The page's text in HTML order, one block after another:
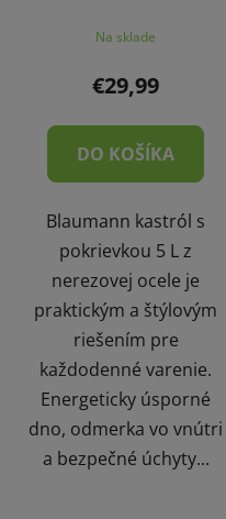
Na sklade
€29,99
DO KOŠÍKA
Blaumann kastról s
pokrievkou 5 L z
nerezovej ocele je
praktickým a štýlovým
riešením pre
každodenné varenie.
Energeticky úsporné
dno, odmerka vo vnútri
a bezpečné úchyty...